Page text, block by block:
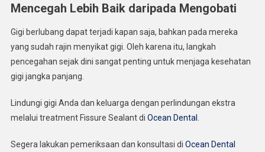
Mencegah Lebih Baik daripada Mengobati
Gigi berlubang dapat terjadi kapan saja, bahkan pada mereka
yang sudah rajin menyikat gigi. Oleh karena itu, langkah
pencegahan sejak dini sangat penting untuk menjaga kesehatan
gigi jangka panjang.
Lindungi gigi Anda dan keluarga dengan perlindungan ekstra
melalui treatment Fissure Sealant di Ocean Dental
Segera lakukan pemeriksaan dan konsultasi di Ocean Dental